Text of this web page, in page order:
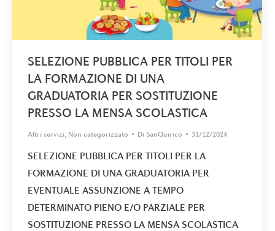
SELEZIONE PUBBLICA PER TITOLI PER
LA FORMAZIONE DI UNA
GRADUATORIA PER SOSTITUZIONE
PRESSO LA MENSA SCOLASTICA
Altri servizi Non categorizzato Di SanQuirico 31/12/2024
SELEZIONE PUBBLICA PER TITOLI PER LA
FORMAZIONE DI UNA GRADUATORIA PER
EVENTUALE ASSUNZIONE A TEMPO
DETERMINATO PIENO E/O PARZIALE PER
SOSTITUZIONE PRESSO LA MENSA SCOLASTICA